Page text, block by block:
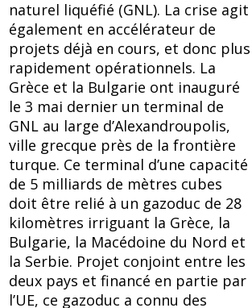
naturel liquéfié (GNL). La crise agit
également en accélérateur de
projets déjà en cours, et donc plus
rapidement opérationnels. La
Grèce et la Bulgarie ont inauguré
le 3 mai dernier un terminal de
GNL au large d’Alexandroupolis,
ville grecque près de la frontière
turque. Ce terminal d’une capacité
de 5 milliards de mètres cubes
doit être relié à un gazoduc de 28
kilomètres irriguant la Grèce, la
Bulgarie, la Macédoine du Nord et
la Serbie. Projet conjoint entre les
deux pays et financé en partie par
l’UE, ce gazoduc a connu des